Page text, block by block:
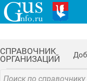
СПРАВОЧНИК
ОРГАНИЗАЦИЙ